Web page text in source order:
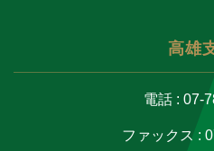
高雄
電話 : 07-
ファックス :